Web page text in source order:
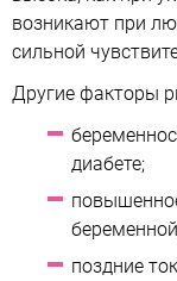
возникают при
сильной
Другие факторы
диабете;
поздние